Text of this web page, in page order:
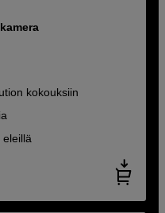
kokouksiin
eleillä